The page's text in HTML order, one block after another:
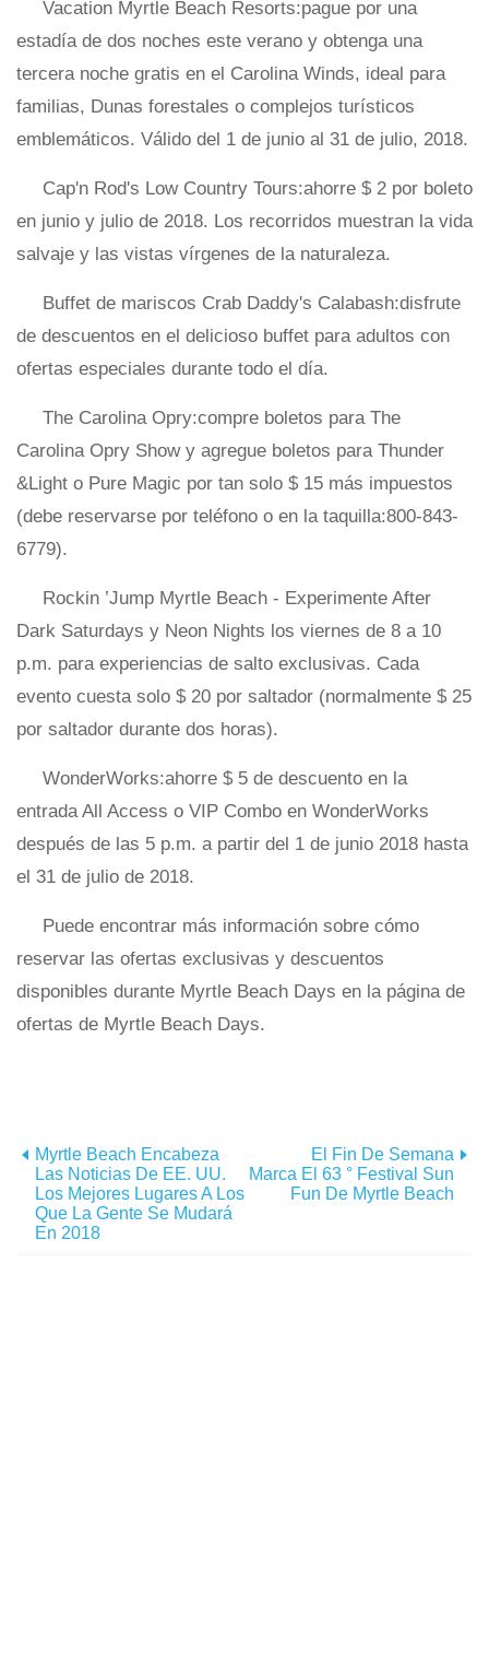
Vacation Myrtle Beach Resorts:pague por una
estadía de dos noches este verano y obtenga una
tercera noche gratis en el Carolina Winds, ideal para
familias, Dunas forestales o complejos turísticos
emblemáticos. Válido del 1 de junio al 31 de julio, 2018.
Cap'n Rod's Low Country Tours:ahorre $ 2 por boleto
en junio y julio de 2018. Los recorridos muestran la vida
salvaje y las vistas vírgenes de la naturaleza.
Buffet de mariscos Crab Daddy's Calabash:disfrute
de descuentos en el delicioso buffet para adultos con
ofertas especiales durante todo el día.
The Carolina Opry:compre boletos para The
Carolina Opry Show y agregue boletos para Thunder
&Light o Pure Magic por tan solo $ 15 más impuestos
(debe reservarse por teléfono o en la taquilla:800-843-
6779).
Rockin ’Jump Myrtle Beach - Experimente After
Dark Saturdays y Neon Nights los viernes de 8 a 10
p.m. para experiencias de salto exclusivas. Cada
evento cuesta solo $ 20 por saltador (normalmente $ 25
por saltador durante dos horas).
WonderWorks:ahorre $ 5 de descuento en la
entrada All Access o VIP Combo en WonderWorks
después de las 5 p.m. a partir del 1 de junio 2018 hasta
el 31 de julio de 2018.
Puede encontrar más información sobre cómo
reservar las ofertas exclusivas y descuentos
disponibles durante Myrtle Beach Days en la página de
ofertas de Myrtle Beach Days.
Myrtle Beach Encabeza
Las Noticias De EE. UU.
Los Mejores Lugares A Los
Que La Gente Se Mudará
En 2018
El Fin De Semana
Marca El 63 ° Festival Sun
Fun De Myrtle Beach